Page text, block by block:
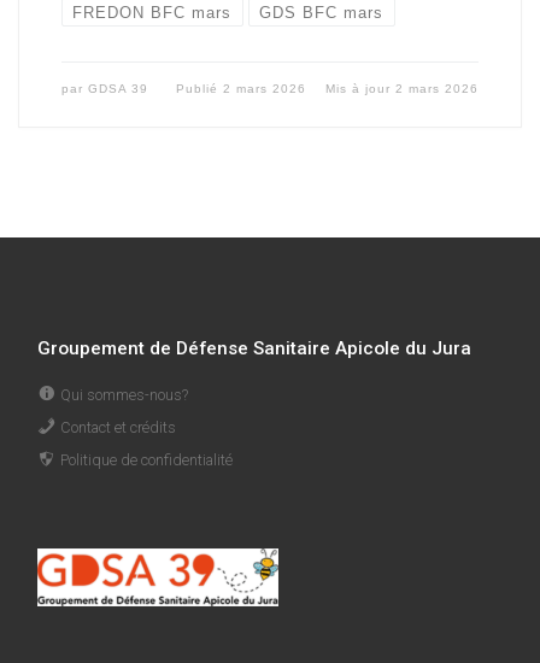
FREDON BFC mars GDS BFC mars
par GDSA 39 Publié2 mars 2026 Mis à jour2 mars 2026
Groupement de Défense Sanitaire Apicole du Jura
Qui sommes-nous?
Contact et crédits
Politique de confidentialité